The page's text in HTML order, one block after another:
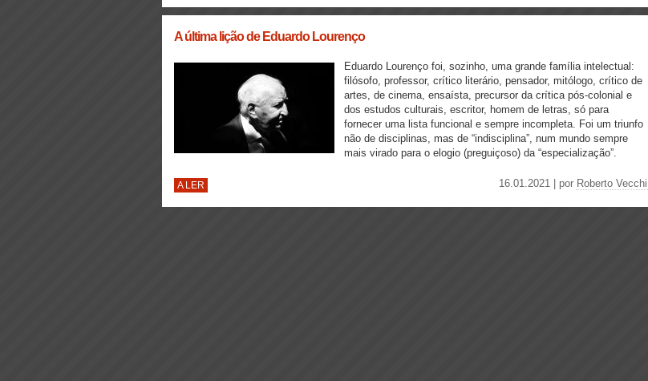
A última lição de Eduardo Lourenço
Eduardo Lourenço foi, sozinho, uma grande família intelectual:
filósofo, professor, crítico literário, pensador, mitólogo, crítico de
artes, de cinema, ensaísta, precursor da crítica pós-colonial e
dos estudos culturais, escritor, homem de letras, só para
fornecer uma lista funcional e sempre incompleta. Foi um triunfo
não de disciplinas, mas de “indisciplina”, num mundo sempre
mais virado para o elogio (preguiçoso) da “especialização”.
A LER 16.01.2021 | por Roberto Vecchi